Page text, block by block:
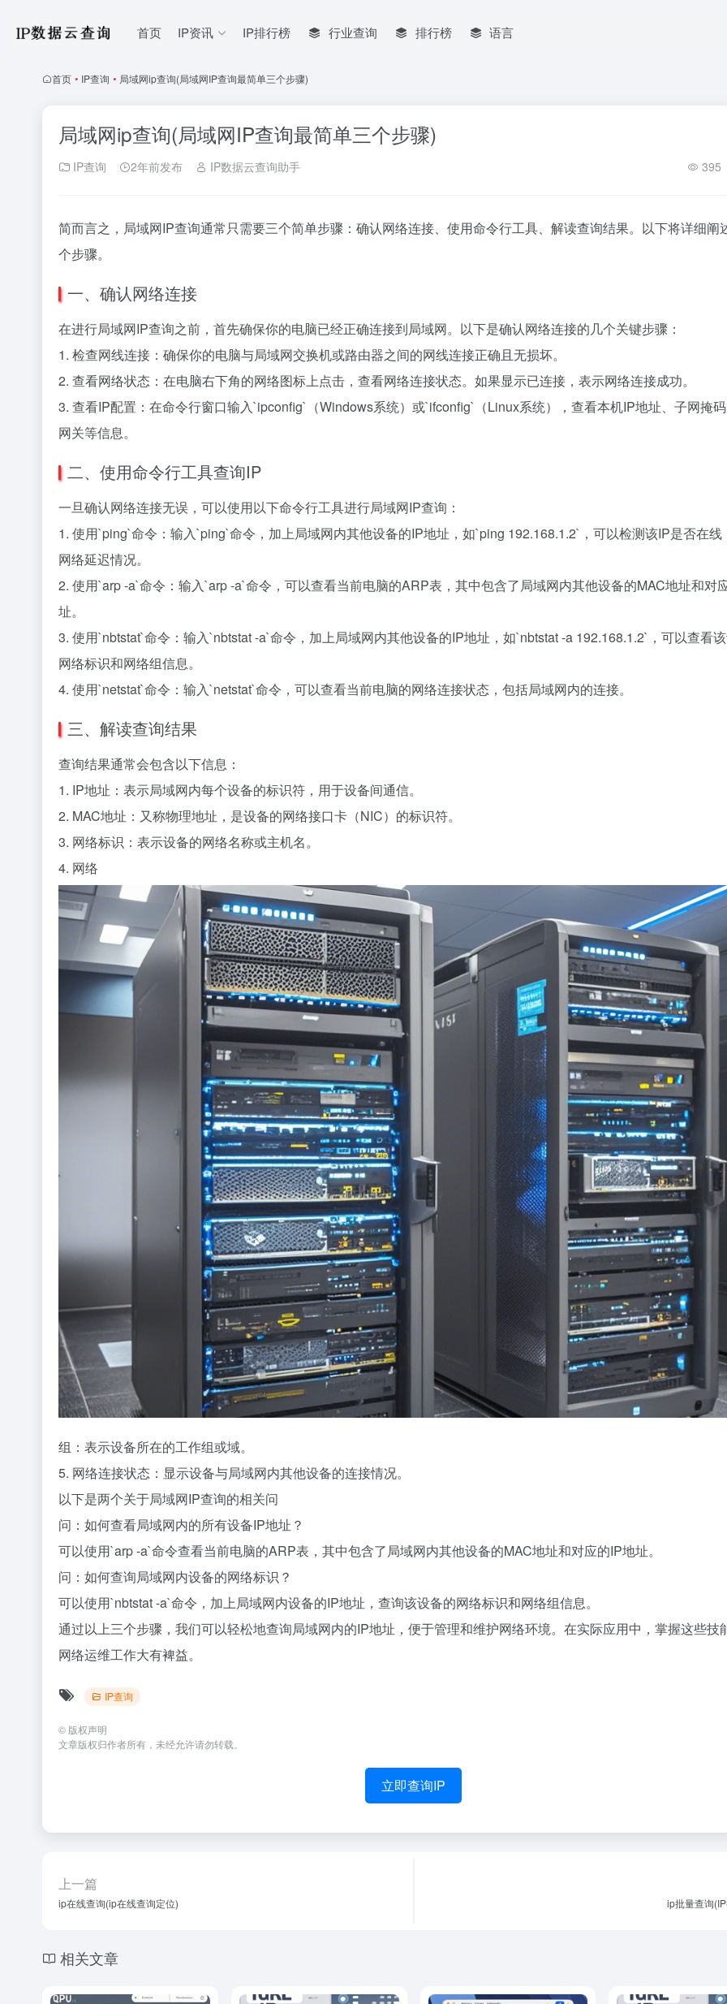
首页 IP资讯 IP排行榜 行业查询 排行榜 语言
首页 • IP查询 • 局域网ip查询(局域网IP查询最简单三个步骤)
局域网ip查询(局域网IP查询最简单三个步骤)
IP查询 2年前发布 IP数据云查询助手 395
简而言之，局域网IP查询通常只需要三个简单步骤：确认网络连接、使用命令行工具、解读查询结果。以下将详细阐
个步骤。
一、确认网络连接
在进行局域网IP查询之前，首先确保你的电脑已经正确连接到局域网。以下是确认网络连接的几个关键步骤：
1. 检查网线连接：确保你的电脑与局域网交换机或路由器之间的网线连接正确且无损坏。
2. 查看网络状态：在电脑右下角的网络图标上点击，查看网络连接状态。如果显示已连接，表示网络连接成功。
3. 查看IP配置：在命令行窗口输入`ipconfig`（Windows系统）或`ifconfig`（Linux系统），查看本机IP地址、子网掩
网关等信息。
二、使用命令行工具查询IP
一旦确认网络连接无误，可以使用以下命令行工具进行局域网IP查询：
1. 使用`ping`命令：输入`ping`命令，加上局域网内其他设备的IP地址，如`ping 192.168.1.2`，可以检测该IP是否在线
网络延迟情况。
2. 使用`arp -a`命令：输入`arp -a`命令，可以查看当前电脑的ARP表，其中包含了局域网内其他设备的MAC地址和对
址。
3. 使用`nbtstat`命令：输入`nbtstat -a`命令，加上局域网内其他设备的IP地址，如`nbtstat -a 192.168.1.2`，可以查看
网络标识和网络组信息。
4. 使用`netstat`命令：输入`netstat`命令，可以查看当前电脑的网络连接状态，包括局域网内的连接。
三、解读查询结果
查询结果通常会包含以下信息：
1. IP地址：表示局域网内每个设备的标识符，用于设备间通信。
2. MAC地址：又称物理地址，是设备的网络接口卡（NIC）的标识符。
3. 网络标识：表示设备的网络名称或主机名。
4. 网络
组：表示设备所在的工作组或域。
5. 网络连接状态：显示设备与局域网内其他设备的连接情况。
以下是两个关于局域网IP查询的相关问
问：如何查看局域网内的所有设备IP地址？
可以使用`arp -a`命令查看当前电脑的ARP表，其中包含了局域网内其他设备的MAC地址和对应的IP地址。
问：如何查询局域网内设备的网络标识？
可以使用`nbtstat -a`命令，加上局域网内设备的IP地址，查询该设备的网络标识和网络组信息。
通过以上三个步骤，我们可以轻松地查询局域网内的IP地址，便于管理和维护网络环境。在实际应用中，掌握这些技
网络运维工作大有裨益。
IP查询
© 版权声明
文章版权归作者所有，未经允许请勿转载。
立即查询IP
上一篇
ip在线查询(ip在线查询定位) ip批量查询
相关文章